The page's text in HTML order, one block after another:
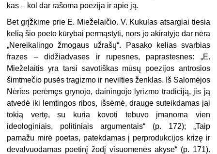
kas – kol dar rašoma poezija ir apie ją.
Bet grįžkime prie E. Mieželaičio. V. Kukulas atsargiai tiesia
kelią šio poeto kūrybai permąstyti, nors jo akiratyje dar nėra
„Nereikalingo žmogaus užrašų“. Pasako kelias svarbias
frazes – didžiadvases ir rupesnes, paprastesnes: „E.
Mieželaitis yra tarsi savotiškas mūsų poezijos antrosios
šimtmečio pusės tragizmo ir nevilties ženklas. Iš Salomėjos
Nėries perėmęs grynojo, dainingojo lyrizmo tradiciją, jis ją
atvedė iki lemtingos ribos, išsėmė, drauge suteikdamas jai
tokią vertę, su kuria kovoti tebuvo įmanoma vien
ideologiniais, politiniais argumentais“ (p. 172); „Taip
pamažu mirė poetas, patekdamas į perprodukcijos krizę ir
devalvuodamas poetinį žodį visuomenės akyse“ (p. 171).